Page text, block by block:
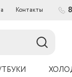
Контакты